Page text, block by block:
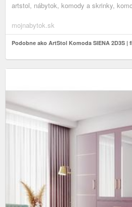
artstol, nábytok, komody a skrinky,
mojnabytok.sk
Podobne ako ArtStol Komoda SIENA 2D3S |